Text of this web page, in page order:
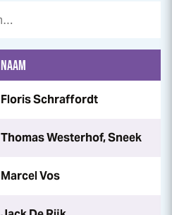
NAAM
Floris Schraffordt
Thomas Westerhof, Sneek
Marcel Vos